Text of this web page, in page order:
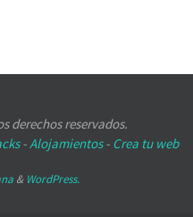
derechos reservados.
- Alojamientos- Crea tu web
& WordPress.